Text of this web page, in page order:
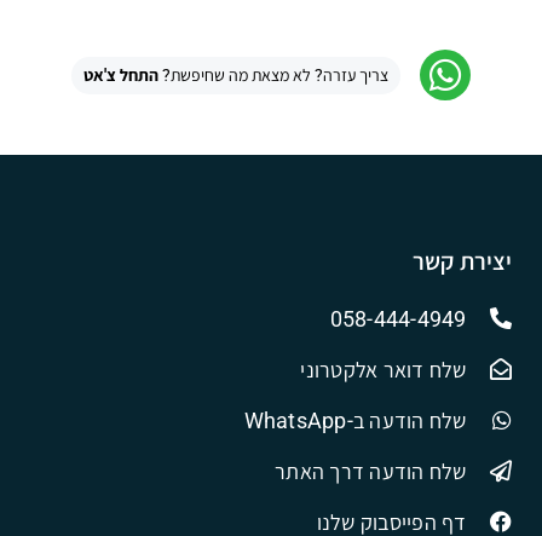
צריך עזרה? לא מצאת מה שחיפשת?התחל צ'אט
יצירת קשר
058-444-4949
שלח דואר אלקטרוני
שלח הודעה ב-WhatsApp
שלח הודעה דרך האתר
דף הפייסבוק שלנו